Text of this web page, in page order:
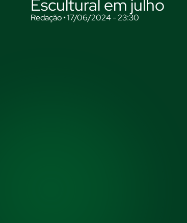
Escultural em julho
Redação • 17/06/2024 - 23:30